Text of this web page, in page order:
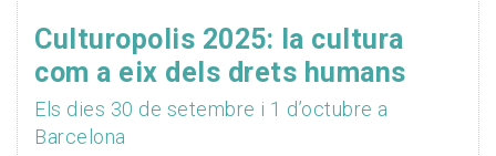
Culturopolis 2025: la cultura
com a eix dels drets humans
Els dies 30 de setembre i 1 d’octubre a
Barcelona